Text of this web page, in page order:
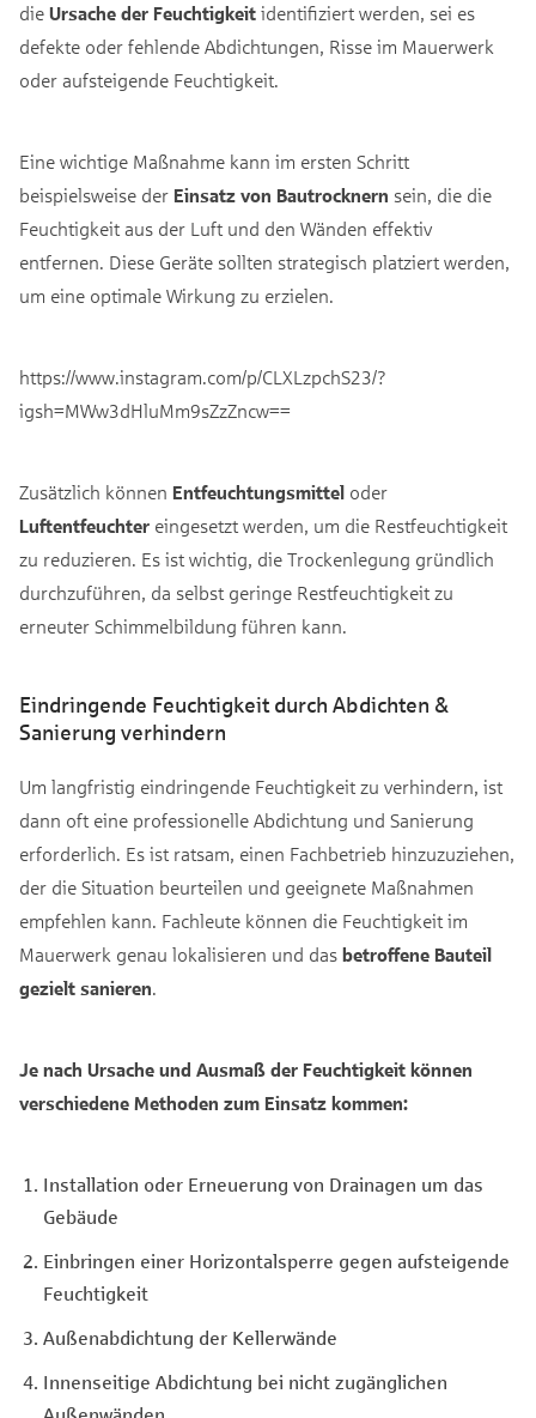
die Ursache der Feuchtigkeit identifiziert werden, sei es
defekte oder fehlende Abdichtungen, Risse im Mauerwerk
oder aufsteigende Feuchtigkeit.
Eine wichtige Maßnahme kann im ersten Schritt
beispielsweise der Einsatz von Bautrocknern sein, die die
Feuchtigkeit aus der Luft und den Wänden effektiv
entfernen. Diese Geräte sollten strategisch platziert werden,
um eine optimale Wirkung zu erzielen.
https://www.instagram.com/p/CLXLzpchS23/?
igsh=MWw3dHluMm9sZzZncw==
Zusätzlich können Entfeuchtungsmittel oder
Luftentfeuchter eingesetzt werden, um die Restfeuchtigkeit
zu reduzieren. Es ist wichtig, die Trockenlegung gründlich
durchzuführen, da selbst geringe Restfeuchtigkeit zu
erneuter Schimmelbildung führen kann.
Eindringende Feuchtigkeit durch Abdichten &
Sanierung verhindern
Um langfristig eindringende Feuchtigkeit zu verhindern, ist
dann oft eine professionelle Abdichtung und Sanierung
erforderlich. Es ist ratsam, einen Fachbetrieb hinzuzuziehen,
der die Situation beurteilen und geeignete Maßnahmen
empfehlen kann. Fachleute können die Feuchtigkeit im
Mauerwerk genau lokalisieren und das betroffene Bauteil
gezielt sanieren.
Je nach Ursache und Ausmaß der Feuchtigkeit können
verschiedene Methoden zum Einsatz kommen:
Installation oder Erneuerung von Drainagen um das
Gebäude
Einbringen einer Horizontalsperre gegen aufsteigende
Feuchtigkeit
Außenabdichtung der Kellerwände
Innenseitige Abdichtung bei nicht zugänglichen